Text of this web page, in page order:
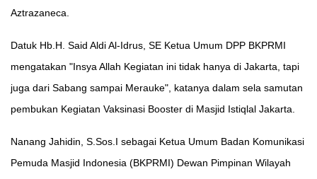
Aztrazaneca.
Datuk Hb.H. Said Aldi Al-Idrus, SE Ketua Umum DPP BKPRMI
mengatakan "Insya Allah Kegiatan ini tidak hanya di Jakarta, tapi
juga dari Sabang sampai Merauke", katanya dalam sela samutan
pembukan Kegiatan Vaksinasi Booster di Masjid Istiqlal Jakarta.
Nanang Jahidin, S.Sos.I sebagai Ketua Umum Badan Komunikasi
Pemuda Masjid Indonesia (BKPRMI) Dewan Pimpinan Wilayah